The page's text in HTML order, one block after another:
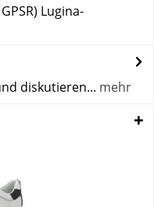
Lugina-
diskutieren... mehr